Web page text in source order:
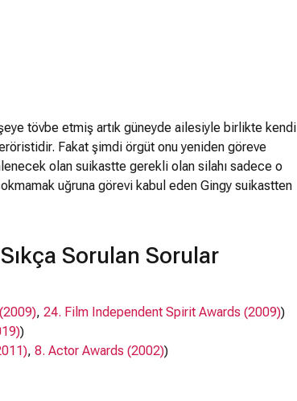
tövbe etmiş artık güneyde ailesiyle birlikte kendi
Fakat şimdi örgüt onu yeniden göreve
olan suikastte gerekli olan silahı sadece o
uğruna görevi kabul eden Gingy suikastten
Sorulan Sorular
, 24. Film Independent Spirit Awards (2009))
)
, 8. Actor Awards (2002))